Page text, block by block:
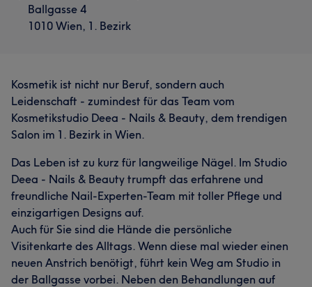
Ballgasse 4
1010 Wien, 1. Bezirk
Kosmetik ist nicht nur Beruf, sondern auch
Leidenschaft - zumindest für das Team vom
Kosmetikstudio Deea - Nails & Beauty, dem trendigen
Salon im 1. Bezirk in Wien.
Das Leben ist zu kurz für langweilige Nägel. Im Studio
Deea - Nails & Beauty trumpft das erfahrene und
freundliche Nail-Experten-Team mit toller Pflege und
einzigartigen Designs auf.
Auch für Sie sind die Hände die persönliche
Visitenkarte des Alltags. Wenn diese mal wieder einen
neuen Anstrich benötigt, führt kein Weg am Studio in
der Ballgasse vorbei. Neben den Behandlungen auf